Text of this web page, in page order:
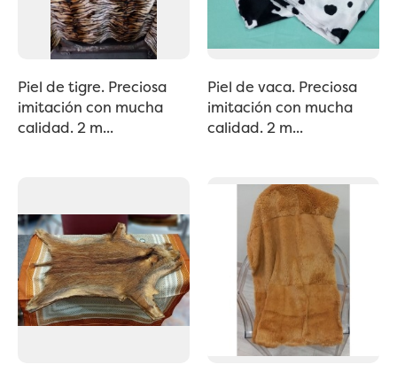
Piel de tigre. Preciosa
imitación con mucha
calidad. 2 m...
Piel de vaca. Preciosa
imitación con mucha
calidad. 2 m...